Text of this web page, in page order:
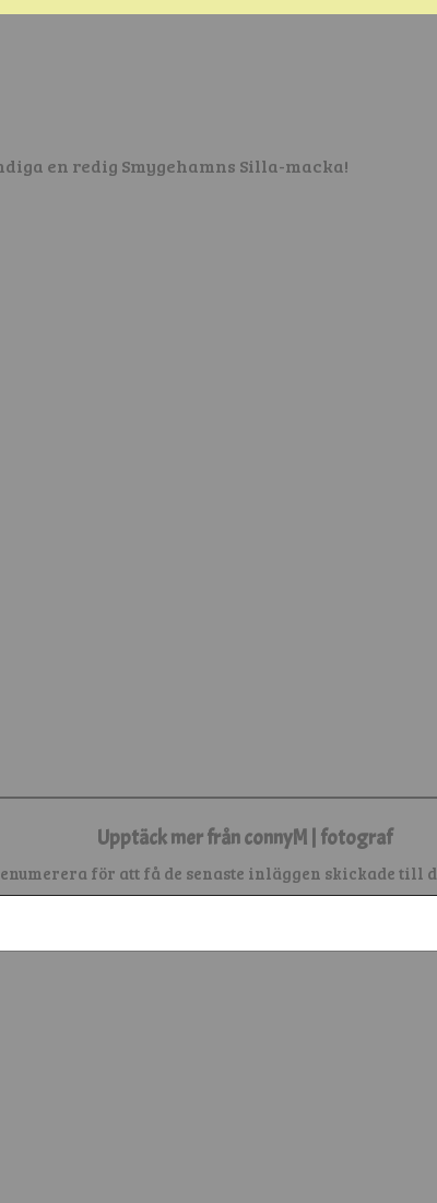
en redig Smygehamns Silla-macka!
Upptäck mer från connyM | fotograf
för att få de senaste inläggen skickade till